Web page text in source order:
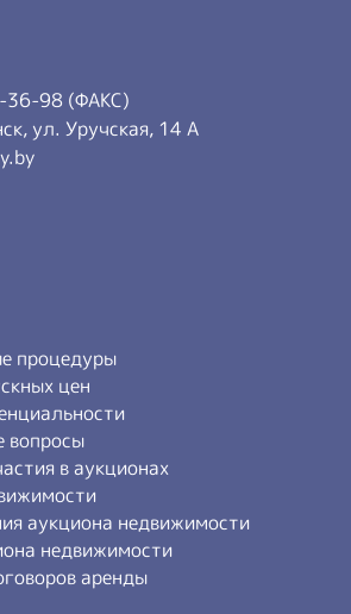
98 (ФАКС)
ул. Уручская, 14 А
процедуры
цен
вопросы
в аукционах
аукциона недвижимости
недвижимости
аренды